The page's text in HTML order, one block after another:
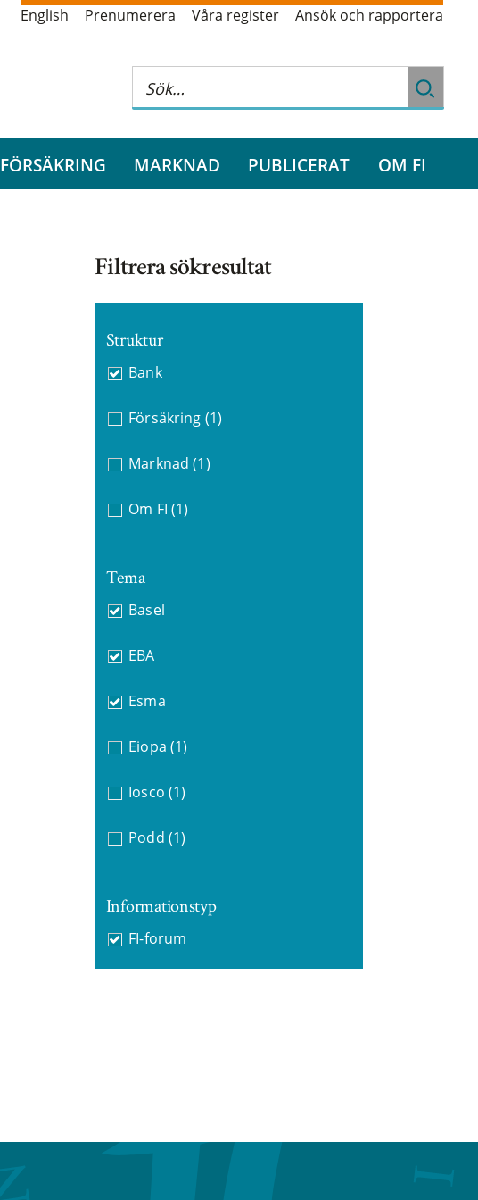
English Prenumerera Våra register Ansök och rapportera
FÖRSÄKRING MARKNAD PUBLICERAT OM FI
Filtrera sökresultat
Struktur
Bank
Försäkring (1)
Marknad (1)
Om FI (1)
Tema
Basel
EBA
Esma
Eiopa (1)
Iosco (1)
Podd (1)
Informationstyp
FI-forum